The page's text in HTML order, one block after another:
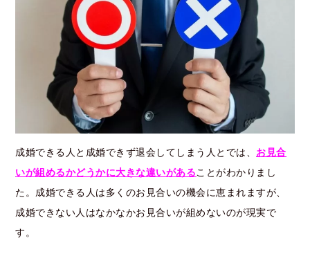
成婚できる人と成婚できず退会してしまう人とでは、 お見合
いが組めるかどうかに大きな違いがあることがわかりまし
た。成婚できる人は多くのお見合いの機会に恵まれますが、
成婚できない人はなかなかお見合いが組めないのが現実で
す。